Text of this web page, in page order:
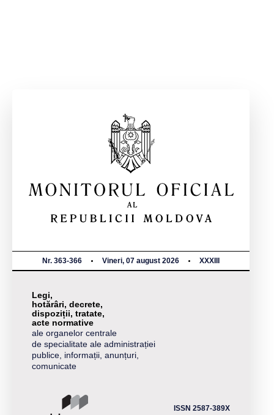
Nr. 363-366 Vineri, 07 august 2026 XXXIII
Legi,
hotărâri, decrete,
dispoziții, tratate,
acte normative
ale organelor centrale
de specialitate ale administrației
publice, informații, anunțuri,
comunicate
ISSN 2587-389X